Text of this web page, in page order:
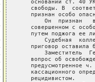
основании ст. 40
свободы. В
признан особо
Он  признан
совершенном с
путем поджога ее
Судебная
приговор оставила
Заместитель
вопрос об
предусмотренное ч.
кассационного
   рецидивистом.